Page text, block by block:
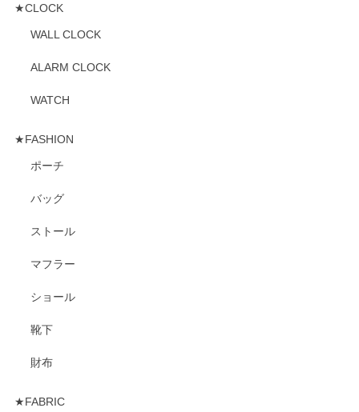
★CLOCK
WALL CLOCK
ALARM CLOCK
WATCH
★FASHION
ポーチ
バッグ
ストール
マフラー
ショール
靴下
財布
★FABRIC